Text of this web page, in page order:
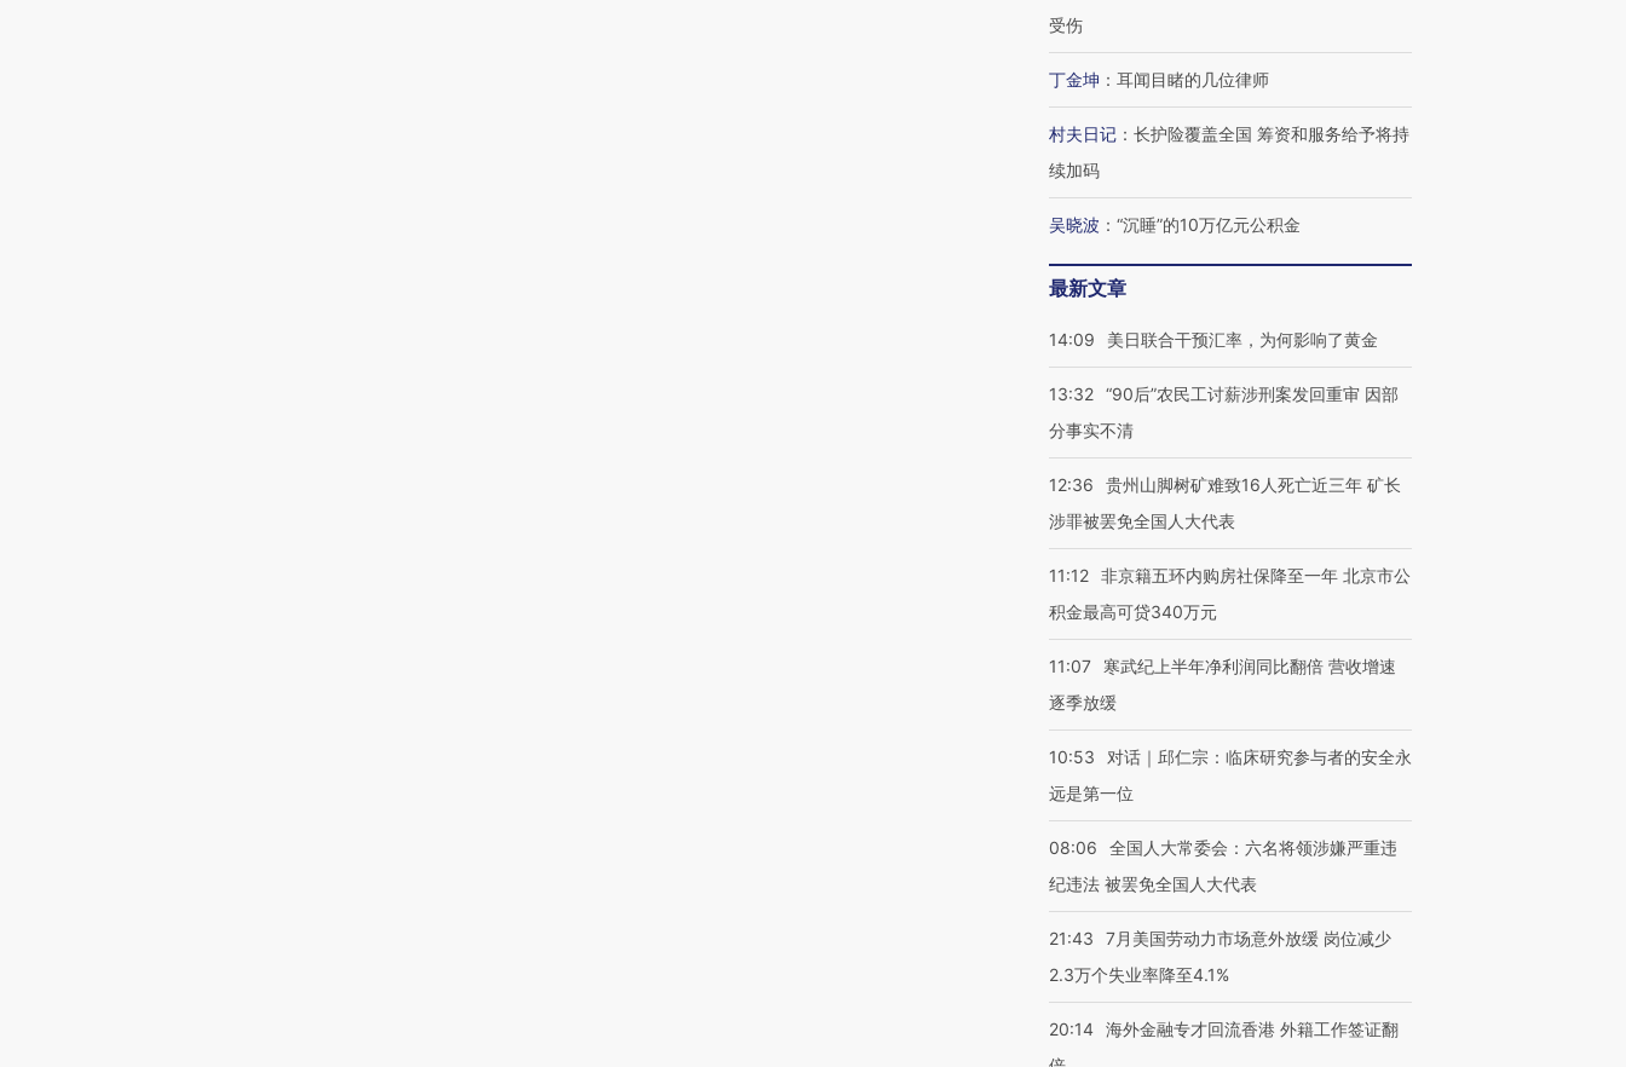
受伤
丁金坤 ： 耳闻目睹的几位律师
村夫日记 ： 长护险覆盖全国 筹资和服务给予将持
续加码
吴晓波 ： “沉睡”的10万亿元公积金
最新文章
14:09 美日联合干预汇率，为何影响了黄金
13:32 “90后”农民工讨薪涉刑案发回重审 因部
分事实不清
12:36
贵州山脚树矿难致16人死亡近三年 矿长
涉罪被罢免全国人大代表
11:12 非京籍五环内购房社保降至一年 北京市公
积金最高可贷340万元
11:07
寒武纪上半年净利润同比翻倍 营收增速
逐季放缓
10:53
对话｜邱仁宗：临床研究参与者的安全永
远是第一位
08:06
全国人大常委会：六名将领涉嫌严重违
纪违法 被罢免全国人大代表
21:43
7月美国劳动力市场意外放缓 岗位减少
2.3万个失业率降至4.1%
20:14 海外金融专才回流香港 外籍工作签证翻